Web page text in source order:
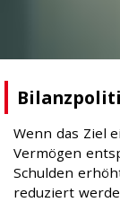
Wenn das Ziel
Vermögen
Schulden
reduziert